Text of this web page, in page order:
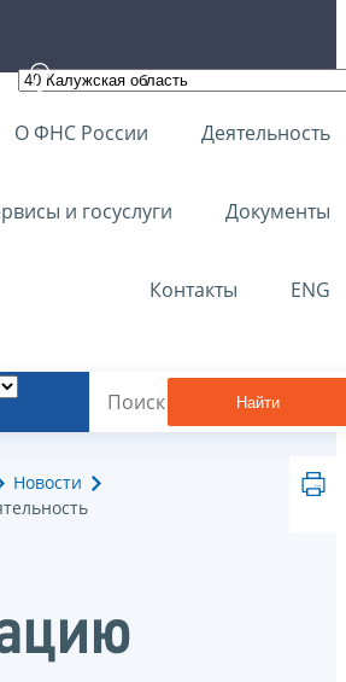
О ФНС России Деятельность
и госуслуги Документы
Контакты ENG
Найти
Новости